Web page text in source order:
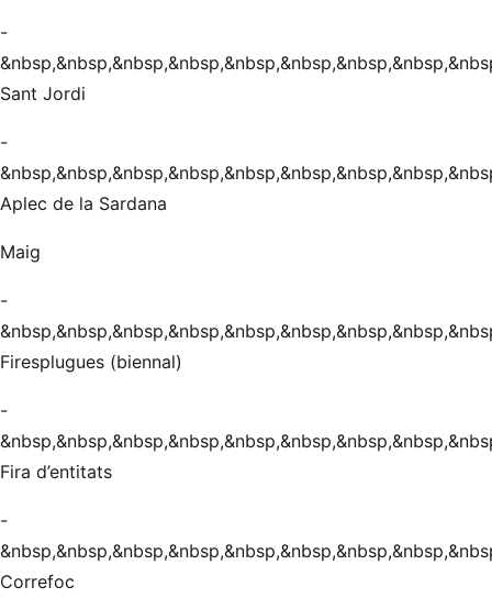
-
Sant Jordi
-
Aplec de la Sardana
Maig
-
Firesplugues (biennal)
-
Fira d’entitats
-
Correfoc